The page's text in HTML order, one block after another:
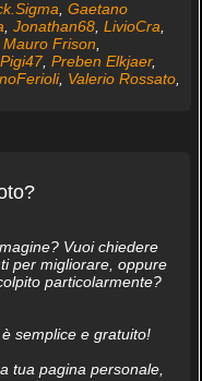
, Gaetano
, Jonathan68, LivioCra,
Mauro Frison,
Pigi47, Preben Elkjaer,
, Valerio Rossato,
Vuoi chiedere
per migliorare, oppure
particolarmente?
semplice e gratuito!
tua pagina personale,